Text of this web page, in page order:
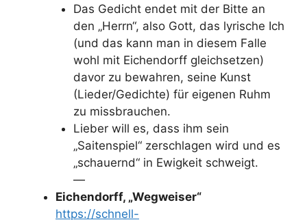
Das Gedicht endet mit der Bitte an
den „Herrn“, also Gott, das lyrische Ich
(und das kann man in diesem Falle
wohl mit Eichendorff gleichsetzen)
davor zu bewahren, seine Kunst
(Lieder/Gedichte) für eigenen Ruhm
zu missbrauchen.
Lieber will es, dass ihm sein
„Saitenspiel“ zerschlagen wird und es
„schauernd“ in Ewigkeit schweigt.
—
Eichendorff, „Wegweiser“
https://schnell-